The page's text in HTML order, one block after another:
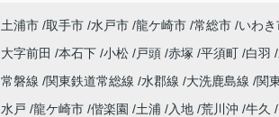
土浦市 取手市 水戸市 龍ケ崎市 常総市 いわき
大字前田 本石下 小松 戸頭 赤塚 平須町 白羽
常磐線 関東鉄道常総線 水郡線 大洗鹿島線 関
水戸 龍ケ崎市 偕楽園 土浦 入地 荒川沖 牛久